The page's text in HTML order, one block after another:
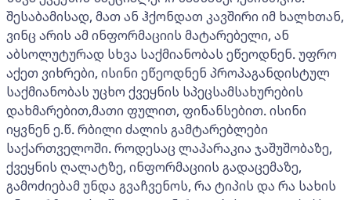
შესაბამისად, მათ ან ჰქონდათ კავშირი იმ ხალხთან,
ვინც არის ამ ინფორმაციის მატარებელი, ან
აბსოლუტურად სხვა საქმიანობას ეწეოდნენ. უფრო
აქეთ ვიხრები, ისინი ეწეოდნენ პროპაგანდისტულ
საქმიანობას უცხო ქვეყნის სპეცსამსახურების
დახმარებით,მათი ფულით, ფინანსებით. ისინი
იყვნენ ე.წ. რბილი ძალის გამტარებლები
საქართველოში. როდესაც ლაპარაკია ჯაშუშობაზე,
ქვეყნის ღალატზე, ინფორმაციის გადაცემაზე,
გამოძიებამ უნდა გვაჩვენოს, რა ტიპის და რა სახის